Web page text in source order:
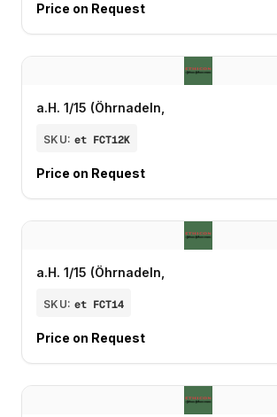
Price on Request
a.H. 1/15 (Öhrnadeln,
SKU: et FCT12K
Price on Request
a.H. 1/15 (Öhrnadeln,
SKU: et FCT14
Price on Request